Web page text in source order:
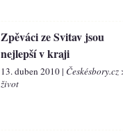
Zpěváci ze Svitav jsou
nejlepší v kraji
13. duben 2010 |
život